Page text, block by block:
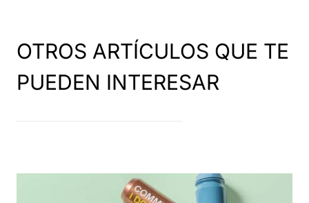
OTROS ARTÍCULOS QUE TE
PUEDEN INTERESAR